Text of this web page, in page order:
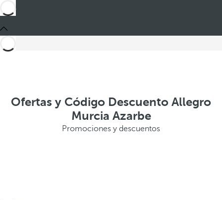
Ofertas y Código Descuento Allegro
Murcia Azarbe
Promociones y descuentos